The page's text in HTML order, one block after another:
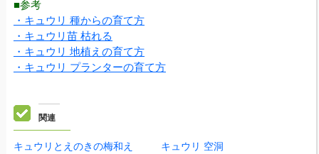
■参考
・キュウリ 種からの育て方
・キュウリ苗 枯れる
・キュウリ 地植えの育て方
・キュウリ プランターの育て方
関連
キュウリとえのきの梅和え
キュウリ 空洞